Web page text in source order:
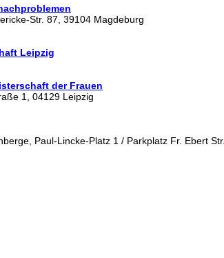
Str. 87, 39104 Magdeburg
Leipzig
der Frauen
1, 04129 Leipzig
Paul-Lincke-Platz 1 / Parkplatz Fr. Ebert Str.